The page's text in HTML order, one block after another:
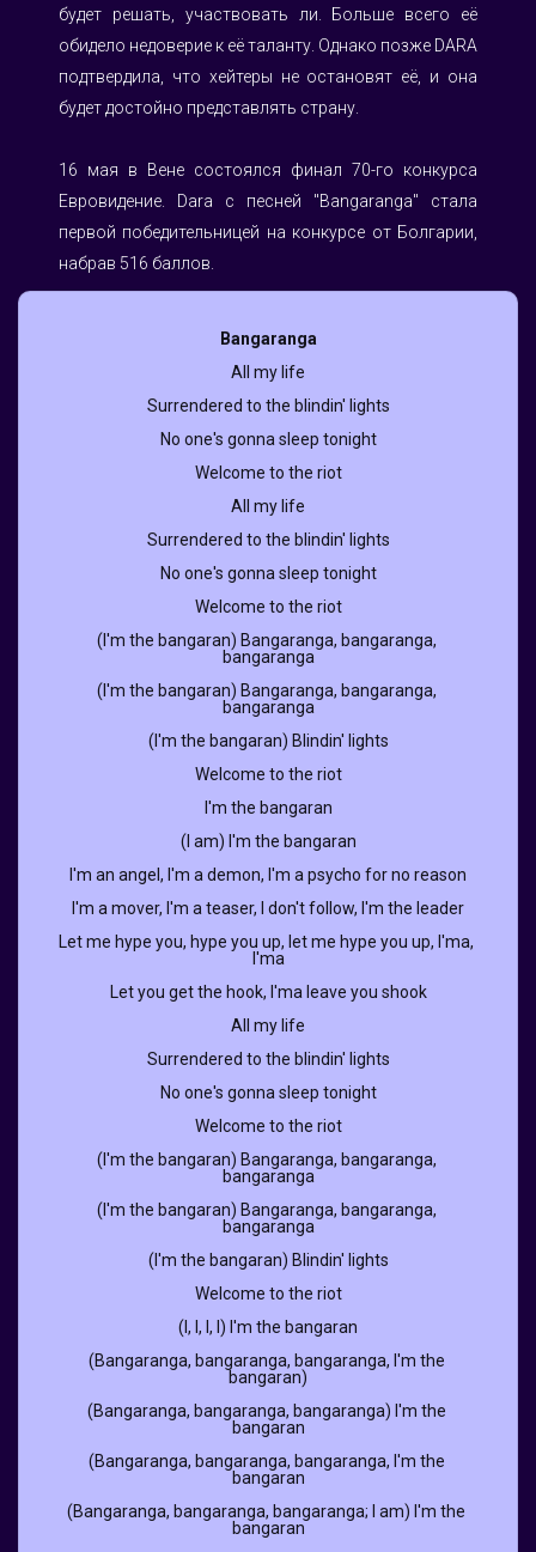
будет решать, участвовать ли. Больше всего её
обидело недоверие к её таланту. Однако позже DARA
подтвердила, что хейтеры не остановят её, и она
будет достойно представлять страну.
16 мая в Вене состоялся финал 70-го конкурса
Евровидение. Dara с песней "Bangaranga" стала
первой победительницей на конкурсе от Болгарии,
набрав 516 баллов.
Bangaranga
All my life
Surrendered to the blindin' lights
No one's gonna sleep tonight
Welcome to the riot
All my life
Surrendered to the blindin' lights
No one's gonna sleep tonight
Welcome to the riot
(I'm the bangaran) Bangaranga, bangaranga,
bangaranga
(I'm the bangaran) Bangaranga, bangaranga,
bangaranga
(I'm the bangaran) Blindin' lights
Welcome to the riot
I'm the bangaran
(I am) I'm the bangaran
I'm an angel, I'm a demon, I'm a psycho for no reason
I'm a mover, I'm a teaser, I don't follow, I'm the leader
Let me hype you, hype you up, let me hype you up, I'ma,
I'ma
Let you get the hook, I'ma leave you shook
All my life
Surrendered to the blindin' lights
No one's gonna sleep tonight
Welcome to the riot
(I'm the bangaran) Bangaranga, bangaranga,
bangaranga
(I'm the bangaran) Bangaranga, bangaranga,
bangaranga
(I'm the bangaran) Blindin' lights
Welcome to the riot
(I, I, I, I) I'm the bangaran
(Bangaranga, bangaranga, bangaranga, I'm the
bangaran)
(Bangaranga, bangaranga, bangaranga) I'm the
bangaran
(Bangaranga, bangaranga, bangaranga, I'm the
bangaran
(Bangaranga, bangaranga, bangaranga; I am) I'm the
bangaran